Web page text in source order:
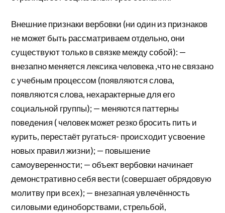
Внешние признаки вербовки (ни один из признаков
не может быть рассматриваем отдельно, они
существуют только в связке между собой): —
внезапно меняется лексика человека ,что не связано
с учебным процессом (появляются слова,
появляются слова, нехарактерные для его
социальной группы); — меняются паттерны
поведения ( человек может резко бросить пить и
курить, перестаёт ругаться- происходит усвоение
новых правил жизни); — повышение
самоуверенности; — объект вербовки начинает
демонстративно себя вести (совершает обрядовую
молитву при всех); — внезапная увлечённость
силовыми единоборствами, стрельбой,